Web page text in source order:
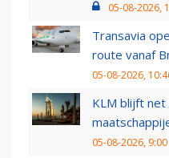
05-08-2026,
Transavia
route vanaf
05-08-2026,
KLM blijft net
05-08-2026, 9:00